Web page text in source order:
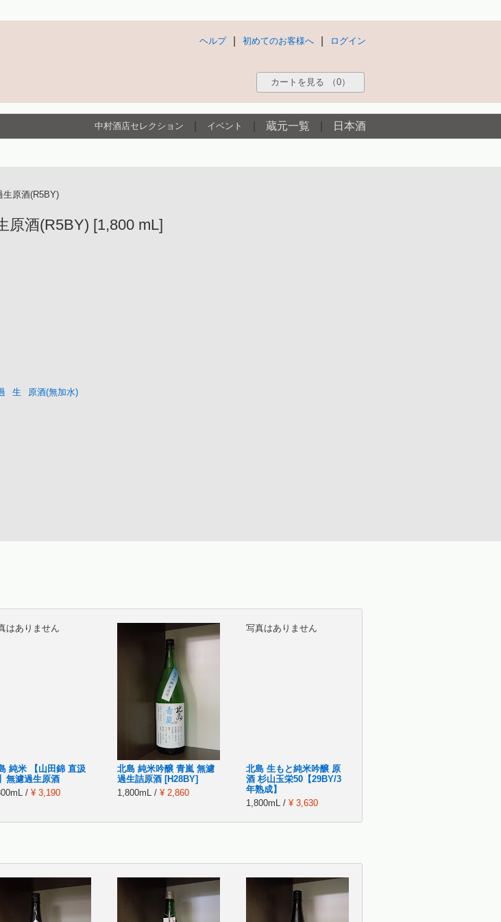
ログイン
初めてのお客様へ
ヘルプ
カートを見る （0）
中村酒店セレクション イベント 蔵元一覧 日本酒
生原酒(R5BY)
原酒(R5BY) [1,800 mL]
生
原酒(無加水)
はありません
純米 【山田錦 直汲
無濾過生原酒
/ ¥ 3,190
北島 純米吟醸 青嵐 無濾
過生詰原酒 [H28BY]
1,800mL / ¥ 2,860
写真はありません
北島 生もと純米吟醸 原
酒 杉山玉栄50【29BY/3
年熟成】
1,800mL / ¥ 3,630